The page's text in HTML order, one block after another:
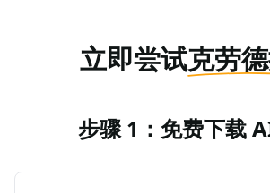
立即尝试克劳
步骤 1：免费下载